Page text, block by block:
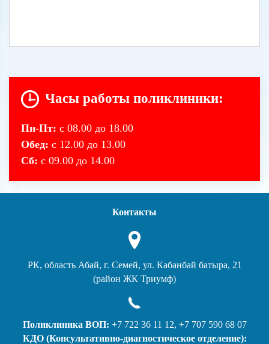
Часы работы поликлиники:
Пн-Пт: с 08.00 до 18.00
Обед: с 12.00 до 13.00
Сб: с 09.00 до 14.00
Контакты
РК, область Абай, г. Семей, ул. Кабанбай батыра, 21
(район ЖК Триумф)
Поликлиника ВОП: +7 722 36 11 12, +7 707 590 68 07
КДО (Консультативно-диагностическое отделение):